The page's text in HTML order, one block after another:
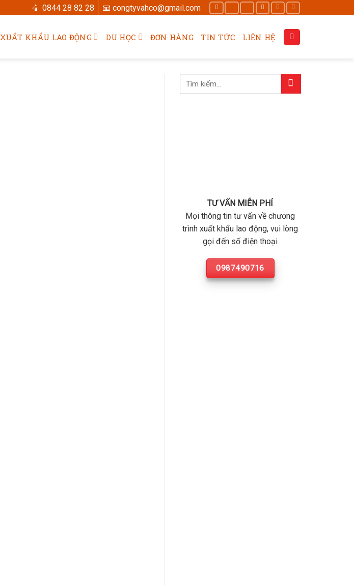
📳 0844 28 82 28 📧 congtyvahco@gmail.com
XUẤT KHẨU LAO ĐỘNG DU HỌC ĐƠN HÀNG TIN TỨC LIÊN HỆ
TƯ VẤN MIỄN PHÍ
Mọi thông tin tư vấn về chương
trình xuất khẩu lao động, vui lòng
gọi đến số điện thoại
0987490716